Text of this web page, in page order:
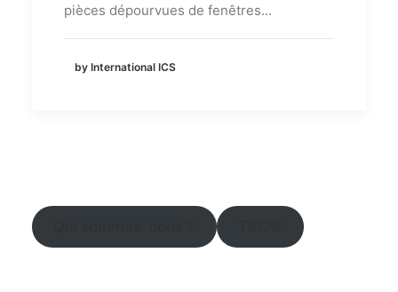
pièces dépourvues de fenêtres...
by International ICS